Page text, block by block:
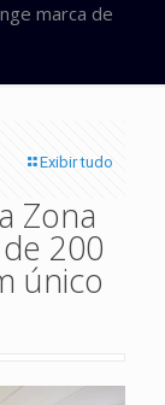
marca de
Exibir tudo
Zona
200
único